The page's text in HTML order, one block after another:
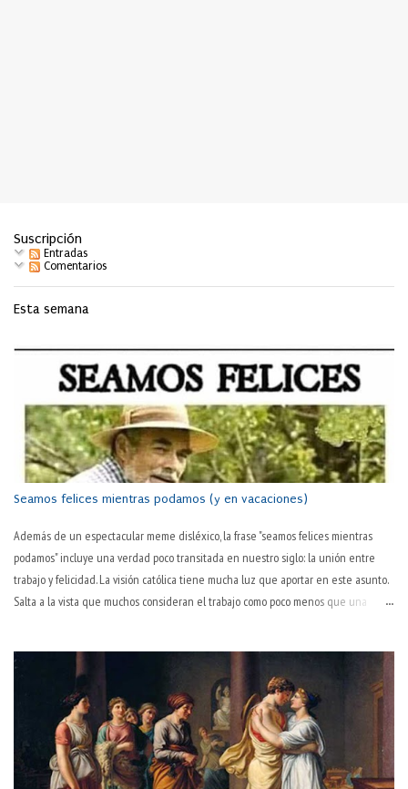
Suscripción
Entradas
Comentarios
Esta semana
Seamos felices mientras podamos (y en vacaciones)
Además de un espectacular meme disléxico, la frase "seamos felices mientras
podamos" incluye una verdad poco transitada en nuestro siglo: la unión entre
trabajo y felicidad. La visión católica tiene mucha luz que aportar en este asunto.
Salta a la vista que muchos consideran el trabajo como poco menos que una
trabajo, todos lo sabemos. El hablar normal —y quizás ya poco habitual— así lo
sugiere: "este pantalón lo tienes ya muy trabajado; cámbiatelo". El trabajo
desgasta. ¿Pero es lo único que hace? Es más, ¿es lo que consigue de modo
primario? ¿No será ese desgaste una consecuencia habitual pero no necesaria
en su esencia, sino algo debido a la inevitable corporalidad y temporalidad? Por
pasos, que la sociedad actual es tozuda. "La pasión es el motor del trabajo" Así lo